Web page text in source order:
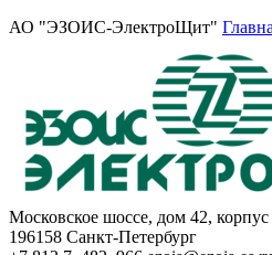
АО "ЭЗОИС-ЭлектроЩит"
Московское шоссе, дом 42,
196158 Санкт-Петербург